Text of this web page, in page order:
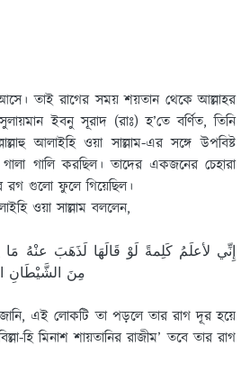
তাই রাগের সময় শয়তান থেকে আল্লাহর
ইবনু সূরাদ (রাঃ) হ’তে বর্ণিত, তিনি
আলাইহি ওয়া সাল্লাম-এর সঙ্গে উপবিষ্ট
গালি করছিল। তাদের একজনের চেহারা
রগ গুলো ফুলে গিয়েছিল।
ওয়া সাল্লাম বললেন,
إِنِّي لأعلَمُ كَلِمةً لَوْ قَالَهَا لَذَهَبَ عنْهُ مَا
এই লোকটি তা পড়লে তার রাগ দূর হয়ে
হি মিনাশ শায়তানির রাজীম’ তবে তার রাগ